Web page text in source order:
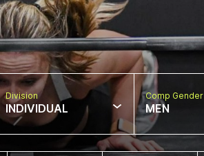
Division
INDIVIDUAL
Comp Gender
MEN